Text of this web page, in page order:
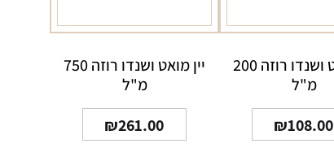
יין מואט ושנדו רוזה 200
מ"ל
₪108.00
יין מואט ושנדו רוזה 750
מ"ל
₪261.00